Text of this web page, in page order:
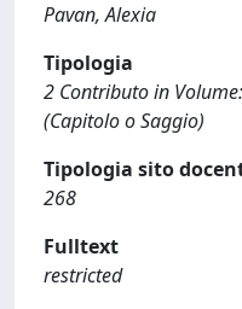
Pavan, Alexia
Tipologia
2 Contributo in
(Capitolo o Saggio)
Tipologia sito
268
Fulltext
restricted